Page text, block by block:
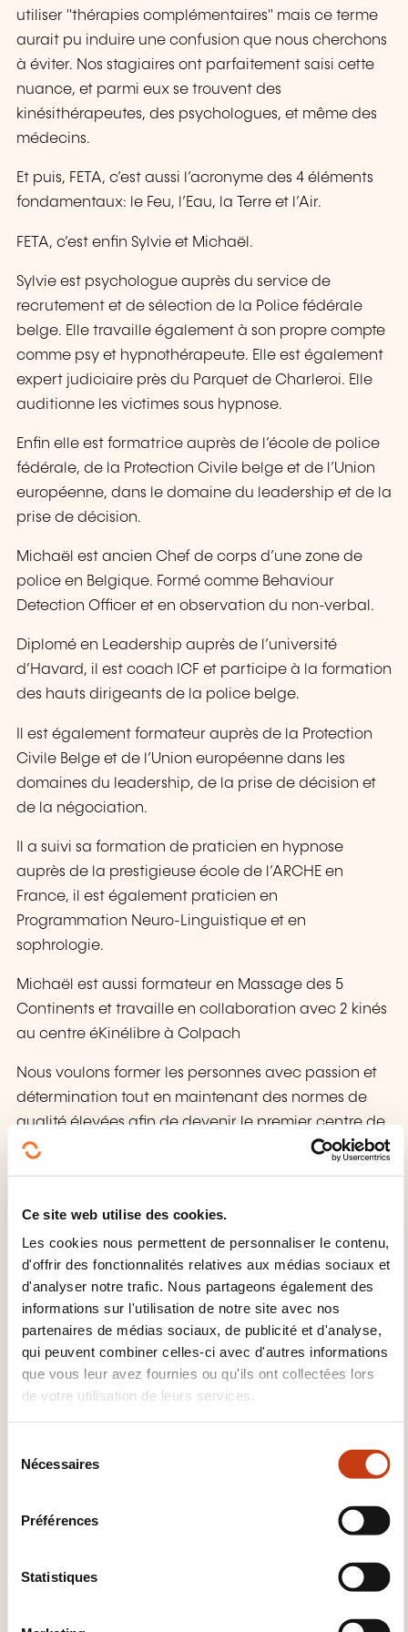
Ce site web utilise des cookies.
Les cookies nous permettent de personnaliser le contenu,
d'offrir des fonctionnalités relatives aux médias sociaux et
d'analyser notre trafic. Nous partageons également des
informations sur l'utilisation de notre site avec nos
partenaires de médias sociaux, de publicité et d'analyse,
qui peuvent combiner celles-ci avec d'autres informations
que vous leur avez fournies ou qu'ils ont collectées lors
de votre utilisation de leurs services.
Nécessaires
Préférences
Statistiques
utiliser "thérapies complémentaires" mais ce terme
aurait pu induire une confusion que nous cherchons
à éviter. Nos stagiaires ont parfaitement saisi cette
nuance, et parmi eux se trouvent des
kinésithérapeutes, des psychologues, et même des
médecins.
Et puis, FETA, c’est aussi l’acronyme des 4 éléments
fondamentaux: le Feu, l’Eau, la Terre et l’Air.
FETA, c’est enfin Sylvie et Michaël.
Sylvie est psychologue auprès du service de
recrutement et de sélection de la Police fédérale
belge. Elle travaille également à son propre compte
comme psy et hypnothérapeute. Elle est également
expert judiciaire près du Parquet de Charleroi. Elle
auditionne les victimes sous hypnose.
Enfin elle est formatrice auprès de l’école de police
fédérale, de la Protection Civile belge et de l’Union
européenne, dans le domaine du leadership et de la
prise de décision.
Michaël est ancien Chef de corps d’une zone de
police en Belgique. Formé comme Behaviour
Detection Officer et en observation du non-verbal.
Diplomé en Leadership auprès de l’université
d’Havard, il est coach ICF et participe à la formation
des hauts dirigeants de la police belge.
Il est également formateur auprès de la Protection
Civile Belge et de l’Union européenne dans les
domaines du leadership, de la prise de décision et
de la négociation.
Il a suivi sa formation de praticien en hypnose
auprès de la prestigieuse école de l’ARCHE en
France, il est également praticien en
Programmation Neuro-Linguistique et en
sophrologie.
Michaël est aussi formateur en Massage des 5
Continents et travaille en collaboration avec 2 kinés
au centre éKinélibre à Colpach
Nous voulons former les personnes avec passion et
détermination tout en maintenant des normes de
qualité élevées afin de devenir le premier centre de
formation du Grand-Duché du Luxembourg qui
essentielle pour le bien-être et la santé de tous.
MÉTHODES PÉDAGOGIQUES
Nous accordons une importance toute particulière
au savoir-faire que nos formateurs transmettent
avec passion à nos stagiaires, mais aussi de
comprendre que la formation ne se termine pas
la même formation afin qu’il puisse réapprendre les
éventuellement pas acquises lors d’une session
Nous sommes fiers de la qualité des formations que
envers les personnes que nous formons car nous